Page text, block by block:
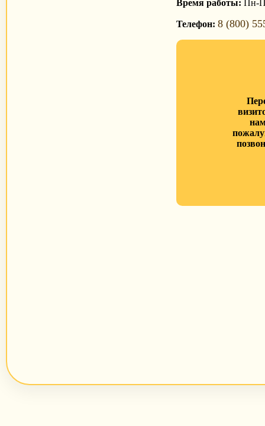
Время работы: Пн-
Телефон: 8 (800)